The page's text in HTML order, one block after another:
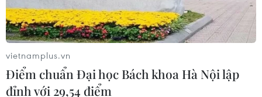
Kiều bào - cầu nối lan tỏa hình ảnh
Việt Nam trong kỷ nguyên phát triển
mới
31/07/2026 06:43
vietnamplus.vn
Điểm chuẩn Đại học Bách khoa Hà Nội lập
đỉnh với 29,54 điểm